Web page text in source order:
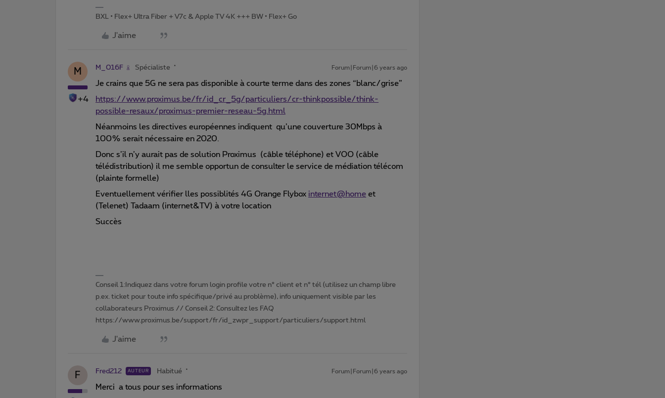
BXL • Flex+ Ultra Fiber + V7c & Apple TV 4K +++ BW • Flex+ Go
J'aime
M
+4
M_016F Spécialiste Forum|Forum|6 years ago
Je crains que 5G ne sera pas disponible à courte terme dans des zones “blanc/grise”
https://www.proximus.be/fr/id_cr_5g/particuliers/cr-thinkpossible/think-
possible-resaux/proximus-premier-reseau-5g.html
Néanmoins les directives européennes indiquent qu’une couverture 30Mbps à
100% serait nécessaire en 2020.
Donc s’il n’y aurait pas de solution Proximus (câble téléphone) et VOO (câble
télédistribution) il me semble opportun de consulter le service de médiation télécom
(plainte formelle)
Eventuellement vérifier lles possiblités 4G Orange Flybox internet@home et
(Telenet) Tadaam (internet&TV) à votre location
Succès
Conseil 1:Indiquez dans votre forum login profile votre n° client et n° tél (utilisez un champ libre
p.ex. ticket pour toute info spécifique/privé au problème), info uniquement visible par les
collaborateurs Proximus // Conseil 2: Consultez les FAQ
https://www.proximus.be/support/fr/id_zwpr_support/particuliers/support.html
J'aime
F Fred212 AUTEUR Habitué Forum|Forum|6 years ago
Merci a tous pour ses informations